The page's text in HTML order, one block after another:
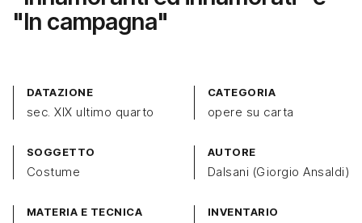
"In campagna"
DATAZIONE
sec. XIX ultimo quarto
CATEGORIA
opere su carta
SOGGETTO
Costume
AUTORE
Dalsani (Giorgio Ansaldi)
MATERIA E TECNICA INVENTARIO